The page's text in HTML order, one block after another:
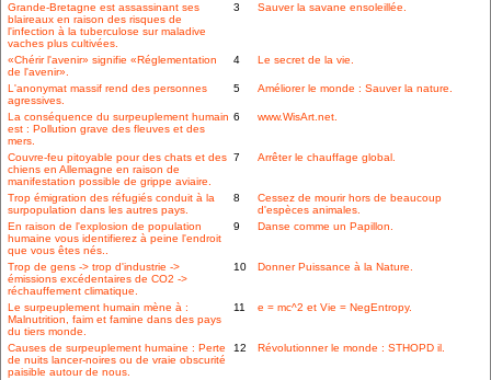
Grande-Bretagne est assassinant ses
blaireaux en raison des risques de
l'infection à la tuberculose sur maladive
vaches plus cultivées.
3 Sauver la savane ensoleillée.
«Chérir l'avenir» signifie «Réglementation
de l'avenir».
4 Le secret de la vie.
L'anonymat massif rend des personnes
agressives.
5 Améliorer le monde : Sauver la nature.
La conséquence du surpeuplement humain
est : Pollution grave des fleuves et des
mers.
6 www.WisArt.net.
Couvre-feu pitoyable pour des chats et des
chiens en Allemagne en raison de
manifestation possible de grippe aviaire.
7 Arrêter le chauffage global.
Trop émigration des réfugiés conduit à la
surpopulation dans les autres pays.
8
Cessez de mourir hors de beaucoup
d'espèces animales.
En raison de l'explosion de population
humaine vous identifierez à peine l'endroit
que vous êtes nés..
9 Danse comme un Papillon.
Trop de gens -> trop d'industrie ->
émissions excédentaires de CO2 ->
réchauffement climatique.
10 Donner Puissance à la Nature.
Le surpeuplement humain mène à :
Malnutrition, faim et famine dans des pays
du tiers monde.
11 e = mc^2 et Vie = NegEntropy.
Causes de surpeuplement humaine : Perte
de nuits lancer-noires ou de vraie obscurité
paisible autour de nous.
12 Révolutionner le monde : STHOPD il.